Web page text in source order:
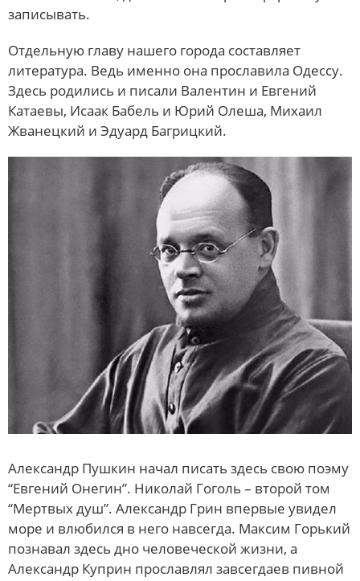
записывать.
Отдельную главу нашего города составляет
литература. Ведь именно она прославила Одессу.
Здесь родились и писали Валентин и Евгений
Катаевы, Исаак Бабель и Юрий Олеша, Михаил
Жванецкий и Эдуард Багрицкий.
Александр Пушкин начал писать здесь свою поэму
“Евгений Онегин”. Николай Гоголь – второй том
“Мертвых душ”. Александр Грин впервые увидел
море и влюбился в него навсегда. Максим Горький
познавал здесь дно человеческой жизни, а
Александр Куприн прославлял завсегдаев пивной